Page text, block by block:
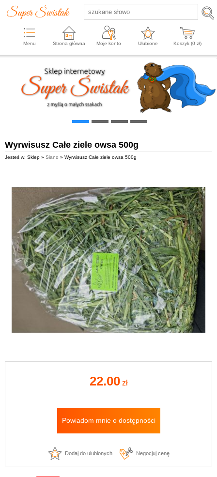
Menu Strona główna Moje konto Ulubione Koszyk (0 zł)
Wyrwisusz Całe ziele owsa 500g
Jesteś w: Sklep » Siano » Wyrwisusz Całe ziele owsa 500g
22.00 zł
Powiadom mnie o dostępności
Dodaj do ulubionych Negocjuj cenę